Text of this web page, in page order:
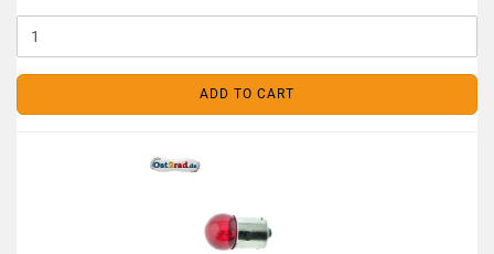
ADD TO CART